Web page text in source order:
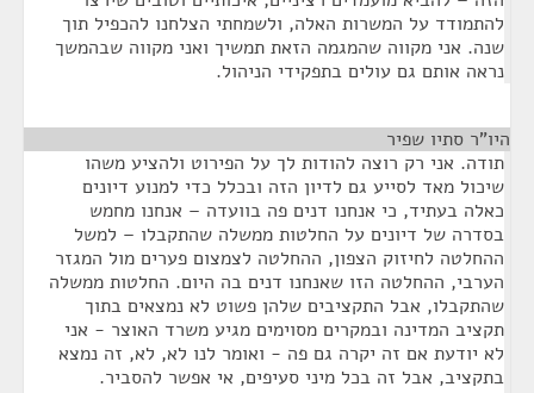
להתמודד על המשרות האלה, ולשמחתי הצלחנו להכפיל תוך
שנה. אני מקווה שהמגמה הזאת תמשיך ואני מקווה שבהמשך
נראה אותם גם עולים בתפקידי הניהול.
היו"ר סתיו שפיר
תודה. אני רק רוצה להודות לך על הפירוט ולהציע משהו
שיכול מאד לסייע גם לדיון הזה ובכלל כדי למנוע דיונים
כאלה בעתיד, כי אנחנו דנים פה בוועדה – אנחנו מחמש
בסדרה של דיונים על החלטות ממשלה שהתקבלו – למשל
ההחלטה לחיזוק הצפון, ההחלטה לצמצום פערים מול המגזר
הערבי, ההחלטה הזו שאנחנו דנים בה היום. החלטות ממשלה
שהתקבלו, אבל התקציבים שלהן פשוט לא נמצאים בתוך
תקציב המדינה ובמקרים מסוימים מגיע משרד האוצר - אני
לא יודעת אם זה יקרה גם פה - ואומר לנו לא, לא, זה נמצא
בתקציב, אבל זה בכל מיני סעיפים, אי אפשר להסביר.